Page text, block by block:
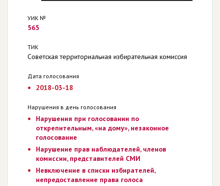
УИК №
565
ТИК
Советская территориальная избирательная комиссия
Дата голосования
2018-03-18
Нарушения в день голосования
Нарушения при голосовании по
открепительным, «на дому», незаконное
голосование
Нарушение прав наблюдателей, членов
комиссии, представителей СМИ
Невключение в списки избирателей,
непредоставление права голоса